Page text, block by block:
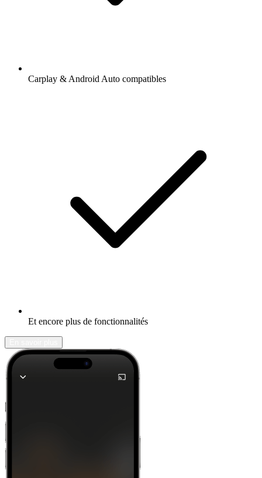
Carplay & Android Auto compatibles
Et encore plus de fonctionnalités